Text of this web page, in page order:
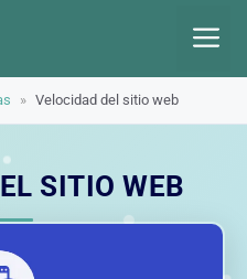
» Velocidad del sitio web
SITIO WEB